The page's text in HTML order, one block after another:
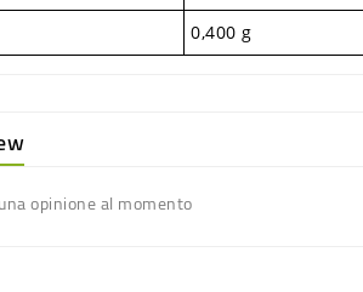
0,400 g
opinione al momento